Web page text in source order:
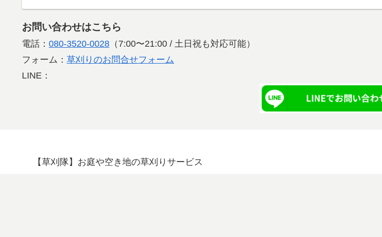
お問い合わせはこちら
電話： 080-3520-0028 （7:00〜21:00 / 土日祝も対応可能）
フォーム： 草刈りのお問合せフォーム
LINE：
【草刈隊】お庭や空き地の草刈りサービス